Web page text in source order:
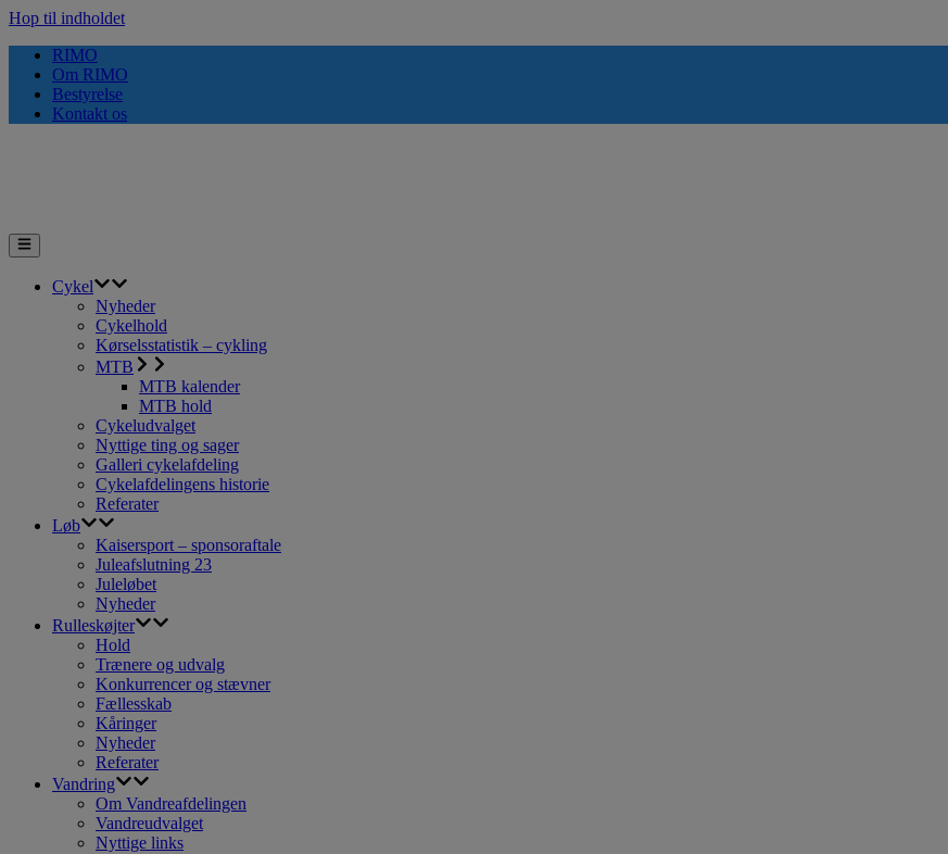
Hop til indholdet
RIMO
Om RIMO
Bestyrelse
Kontakt os
Cykel
Nyheder
Cykelhold
Kørselsstatistik – cykling
MTB
MTB kalender
MTB hold
Cykeludvalget
Nyttige ting og sager
Galleri cykelafdeling
Cykelafdelingens historie
Referater
Løb
Kaisersport – sponsoraftale
Juleafslutning 23
Juleløbet
Nyheder
Rulleskøjter
Hold
Trænere og udvalg
Konkurrencer og stævner
Fællesskab
Kåringer
Nyheder
Referater
Vandring
Om Vandreafdelingen
Vandreudvalget
Nyttige links